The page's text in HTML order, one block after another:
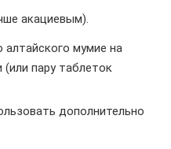
акациевым).
мумие на
пару таблеток
дополнительно